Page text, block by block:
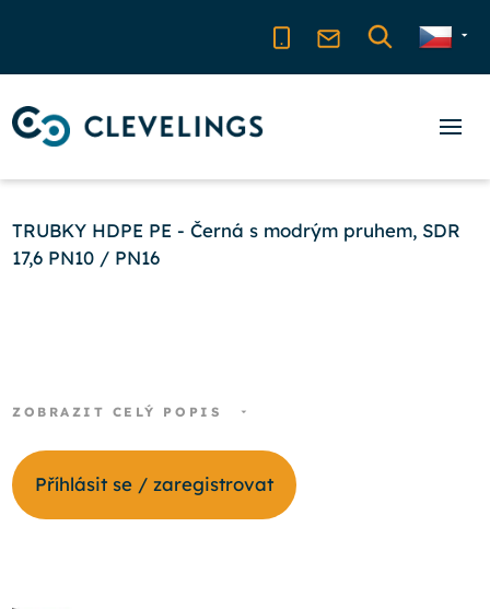
TRUBKY HDPE PE - Černá s modrým pruhem, SDR
17,6 PN10 / PN16
ZOBRAZIT CELÝ POPIS
Příhlásit se / zaregistrovat